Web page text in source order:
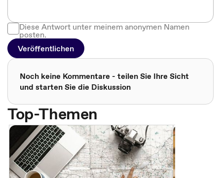
Diese Antwort unter meinem anonymen Namen
posten.
Veröffentlichen
Noch keine Kommentare - teilen Sie Ihre Sicht
und starten Sie die Diskussion
Top-Themen